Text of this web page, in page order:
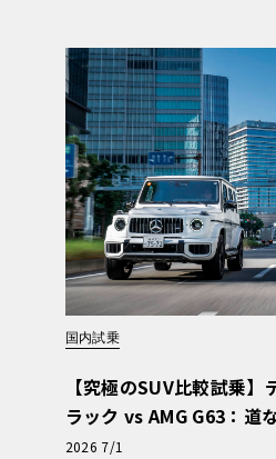
国内試乗
【究極のSUV比較試乗
ラック vs AMG G63：道
極的アプローチ」
2026 7/1